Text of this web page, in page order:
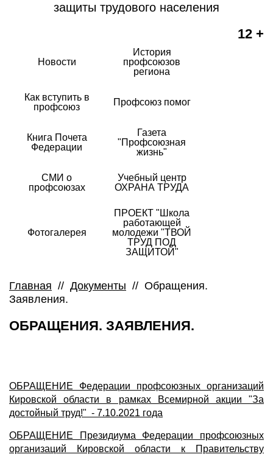
защиты трудового населения
12 +
Новости
История
профсоюзов
региона
Как вступить в
профсоюз
Профсоюз помог
Книга Почета
Федерации
Газета
"Профсоюзная
жизнь"
СМИ о
профсоюзах
Учебный центр
ОХРАНА ТРУДА
Фотогалерея
ПРОЕКТ "Школа
работающей
молодежи "ТВОЙ
ТРУД ПОД
ЗАЩИТОЙ"
Главная // Документы // Обращения.
Заявления.
ОБРАЩЕНИЯ. ЗАЯВЛЕНИЯ.
ОБРАЩЕНИЕ Федерации профсоюзных организаций
Кировской области в рамках Всемирной акции "За
достойный труд!" - 7.10.2021 года
ОБРАЩЕНИЕ Президиума Федерации профсоюзных
организаций Кировской области к Правительству